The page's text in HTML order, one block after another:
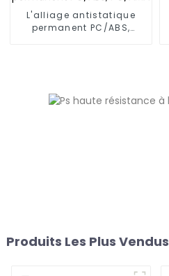
L'alliage antistatique
permanent PC/ABS,
Produits Les Plus Vendus